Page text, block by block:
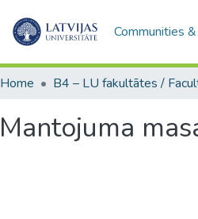
Communities
Home
Mantojuma